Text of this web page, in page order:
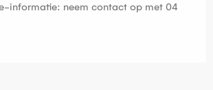
informatie: neem contact op met 04